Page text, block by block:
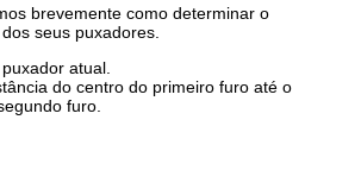
brevemente como determinar o
seus puxadores.
atual.
do centro do primeiro furo até o
furo.